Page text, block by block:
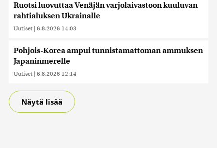
Ruotsi luovuttaa Venäjän varjolaivastoon kuuluvan
rahtialuksen Ukrainalle
Uutiset | 6.8.2026 14:03
Pohjois-Korea ampui tunnistamattoman ammuksen
Japaninmerelle
Uutiset | 6.8.2026 12:14
Näytä lisää